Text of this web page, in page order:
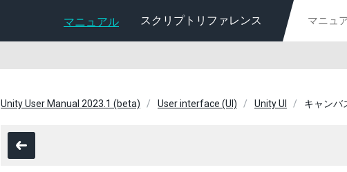
マニュアル スクリプトリファレンス
Unity User Manual 2023.1 (beta) User interface (UI) Unity UI キャンバ